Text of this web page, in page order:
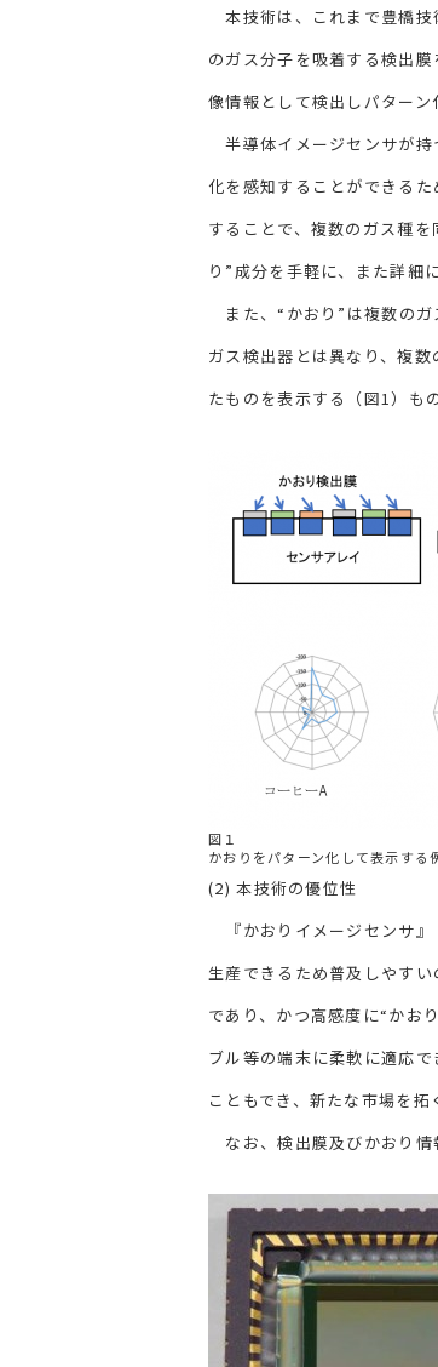
本技術は、これまで豊橋技
のガス分子を吸着する検出
像情報として検出しパターン
半導体イメージセンサが
化を感知することができる
することで、複数のガス種
り”成分を手軽に、また詳細
また、“かおり”は複数のガ
ガス検出器とは異なり、複
たものを表示する（図1）も
図１
かおりをパターン化して表示する
(2) 本技術の優位性
『かおりイメージセンサ』
生産できるため普及しやす
であり、かつ高感度に“かお
ブル等の端末に柔軟に適応
こともでき、新たな市場を拓
なお、検出膜及びかおり情